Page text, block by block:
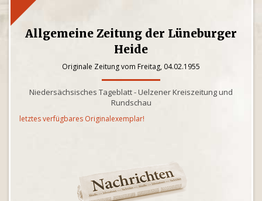
Allgemeine Zeitung der Lüneburger
Heide
Originale Zeitung vom Freitag, 04.02.1955
Niedersächsisches Tageblatt - Uelzener Kreiszeitung und
Rundschau
letztes verfügbares Originalexemplar!